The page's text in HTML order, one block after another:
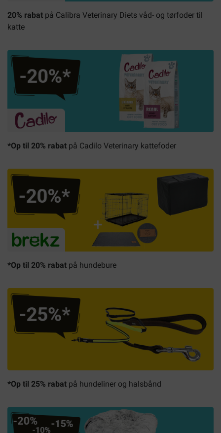
20% rabat på Calibra Veterinary Diets våd- og tørfoder til
katte
*Op til 20% rabat på Cadilo Veterinary kattefoder
*Op til 20% rabat på hundebure
*Op til 25% rabat på hundeliner og halsbånd